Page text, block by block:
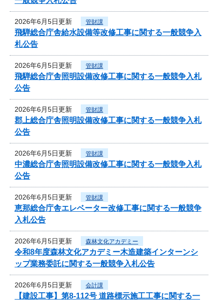
2026年6月5日更新 管財課
飛騨総合庁舎給水設備等改修工事に関する一般競争入
札公告
2026年6月5日更新 管財課
飛騨総合庁舎照明設備改修工事に関する一般競争入札
公告
2026年6月5日更新 管財課
郡上総合庁舎照明設備改修工事に関する一般競争入札
公告
2026年6月5日更新 管財課
中濃総合庁舎照明設備改修工事に関する一般競争入札
公告
2026年6月5日更新 管財課
恵那総合庁舎エレベーター改修工事に関する一般競争
入札公告
2026年6月5日更新 森林文化アカデミー
令和8年度森林文化アカデミー木造建築インターンシ
ップ業務委託に関する一般競争入札公告
2026年6月5日更新 会計課
【建設工事】第8-112号 道路標示施工工事に関する一